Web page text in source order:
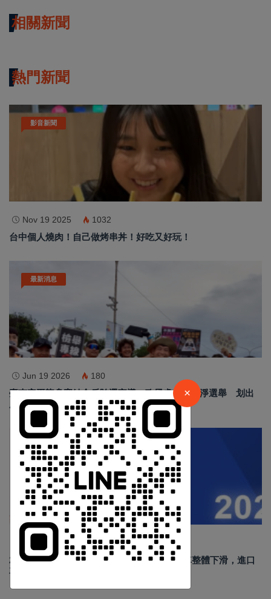
相關新聞
熱門新聞
影音新聞
Nov 19 2025 1032
台中個人燒肉！自己做烤串丼！好吃又好玩！
最新消息
Jun 19 2026 180
臺南安平龍舟賽結合反賄選宣導 政風處倡議乾淨選舉 划出
廉潔民主新風貌
汽車新聞
Sep 02 2024 4911
2024年8月台灣新車掛牌數 29,403 輛，國產車整體下滑，進口
車款市占率超過5成
請加入LINE好友連結
中 華 超 傳 媒
Https://reurl.cc/adqW77
訂閱
×